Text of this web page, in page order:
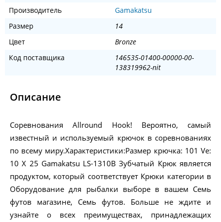
Производитель
Gamakatsu
Размер
14
Цвет
Bronze
Код поставщика
146535-01400-00000-00-
138319962-nit
Описание
Соревнования Allround Hook! Вероятно, самый
известный и используемый крючок в соревнованиях
по всему миру.Характеристики:Размер крючка: 101 Ve:
10 X 25 Gamakatsu LS-1310B Зубчатый Крюк является
продуктом, который соответствует Крюки категории в
Оборудование для рыбалки выборе в вашем Семь
футов магазине, Семь футов. Больше не ждите и
узнайте о всех преимуществах, принадлежащих